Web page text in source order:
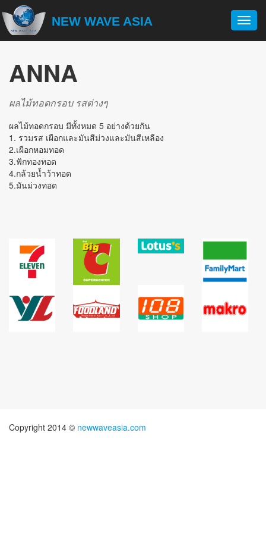
NEW WAVE ASIA
ANNA
ผลไม้ทอดกรอบ รสต่างๆ
ผลไม้ทอดกรอบ มีทั้งหมด 5 อย่างด้วยกัน
1. รวมรส เผือกและมันสีม่วงและมันสีเหลือง
2.เผือกหอมทอด
3.ฟักทองทอด
4.กล้วยน้ำว้าทอด
5.มันม่วงทอด
Copyright 2014 © newwaveasia.com